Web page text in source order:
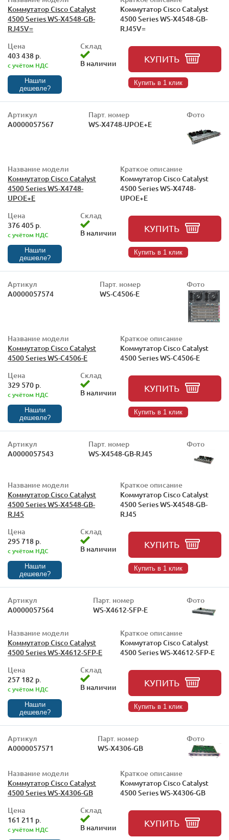
Коммутатор Cisco Catalyst
4500 Series WS-X4548-GB-
RJ45V=
Коммутатор Cisco Catalyst
4500 Series WS-X4548-GB-
RJ45V=
Цена
403 438 р.
с учётом НДС
Нашли
дешевле?
Склад
В наличии
КУПИТЬ
Купить в 1 клик
Артикул
А0000057567
Парт. номер
WS-X4748-UPOE+E
Фото
Название модели
Коммутатор Cisco Catalyst
4500 Series WS-X4748-
UPOE+E
Краткое описание
Коммутатор Cisco Catalyst
4500 Series WS-X4748-
UPOE+E
Цена
376 405 р.
с учётом НДС
Нашли
дешевле?
Склад
В наличии
КУПИТЬ
Купить в 1 клик
Артикул
А0000057574
Парт. номер
WS-C4506-E
Фото
Название модели
Коммутатор Cisco Catalyst
4500 Series WS-C4506-E
Краткое описание
Коммутатор Cisco Catalyst
4500 Series WS-C4506-E
Цена
329 570 р.
с учётом НДС
Нашли
дешевле?
Склад
В наличии
КУПИТЬ
Купить в 1 клик
Артикул
А0000057543
Парт. номер
WS-X4548-GB-RJ45
Фото
Название модели
Коммутатор Cisco Catalyst
4500 Series WS-X4548-GB-
RJ45
Краткое описание
Коммутатор Cisco Catalyst
4500 Series WS-X4548-GB-
RJ45
Цена
295 718 р.
с учётом НДС
Нашли
дешевле?
Склад
В наличии
КУПИТЬ
Купить в 1 клик
Артикул
А0000057564
Парт. номер
WS-X4612-SFP-E
Фото
Название модели
Коммутатор Cisco Catalyst
4500 Series WS-X4612-SFP-E
Краткое описание
Коммутатор Cisco Catalyst
4500 Series WS-X4612-SFP-E
Цена
257 182 р.
с учётом НДС
Нашли
дешевле?
Склад
В наличии
КУПИТЬ
Купить в 1 клик
Артикул
А0000057571
Парт. номер
WS-X4306-GB
Фото
Название модели
Коммутатор Cisco Catalyst
4500 Series WS-X4306-GB
Краткое описание
Коммутатор Cisco Catalyst
4500 Series WS-X4306-GB
Цена
161 211 р.
с учётом НДС
Склад
В наличии
КУПИТЬ